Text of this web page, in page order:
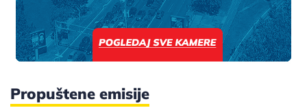
Propuštene emisije